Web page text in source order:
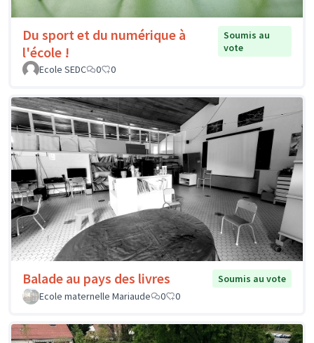
Du sport et du numérique à
l'école !
Soumis au
vote
Ecole SEDC
0 0
Balade au pays des livres
Soumis au vote
Ecole maternelle Mariaude
0 0